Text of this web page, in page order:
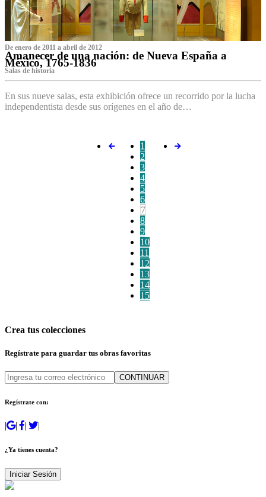
De enero de 2011 a abril de 2012
Amanecer de una nación: de Nueva España a
México, 1765-1836
Salas de historia
En sus nueve salas, esta exhibición ofrece un recorrido por la lucha
independentista desde sus orígenes en el año de…
1
2
3
4
5
6
7
8
9
10
11
12
13
14
15
Crea tus colecciones
Regístrate para guardar tus obras favoritas
CONTINUAR
Regístrate con:
| | | |
¿Ya tienes cuenta?
Iniciar Sesión